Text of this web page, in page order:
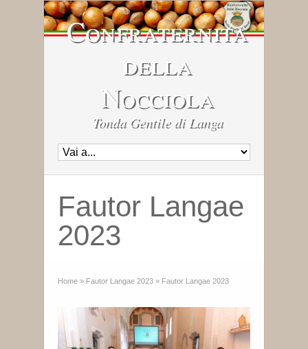
Confraternita
della
Nocciola
Tonda Gentile di Langa
Fautor Langae
2023
Home » Fautor Langae 2023 » Fautor Langae 2023